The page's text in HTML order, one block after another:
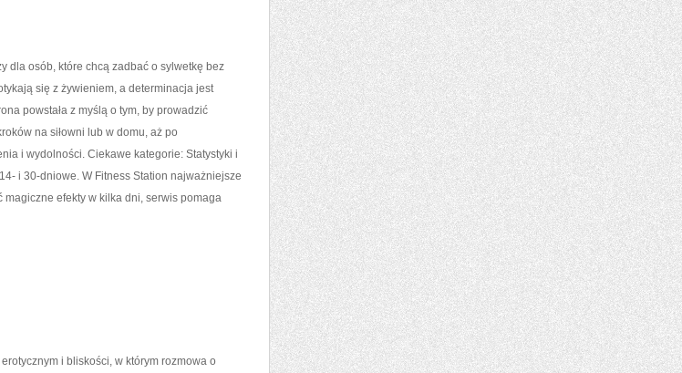
dla osób, które chcą zadbać o sylwetkę bez
się z żywieniem, a determinacja jest
powstała z myślą o tym, by prowadzić
na siłowni lub w domu, aż po
i wydolności. Ciekawe kategorie: Statystyki i
i 30-dniowe. W Fitness Station najważniejsze
efekty w kilka dni, serwis pomaga
i bliskości, w którym rozmowa o